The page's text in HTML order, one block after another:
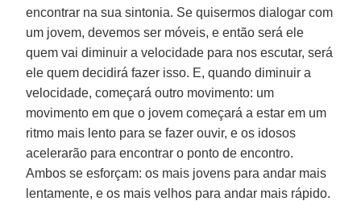
encontrar na sua sintonia. Se quisermos dialogar com
um jovem, devemos ser móveis, e então será ele
quem vai diminuir a velocidade para nos escutar, será
ele quem decidirá fazer isso. E, quando diminuir a
velocidade, começará outro movimento: um
movimento em que o jovem começará a estar em um
ritmo mais lento para se fazer ouvir, e os idosos
acelerarão para encontrar o ponto de encontro.
Ambos se esforçam: os mais jovens para andar mais
lentamente, e os mais velhos para andar mais rápido.